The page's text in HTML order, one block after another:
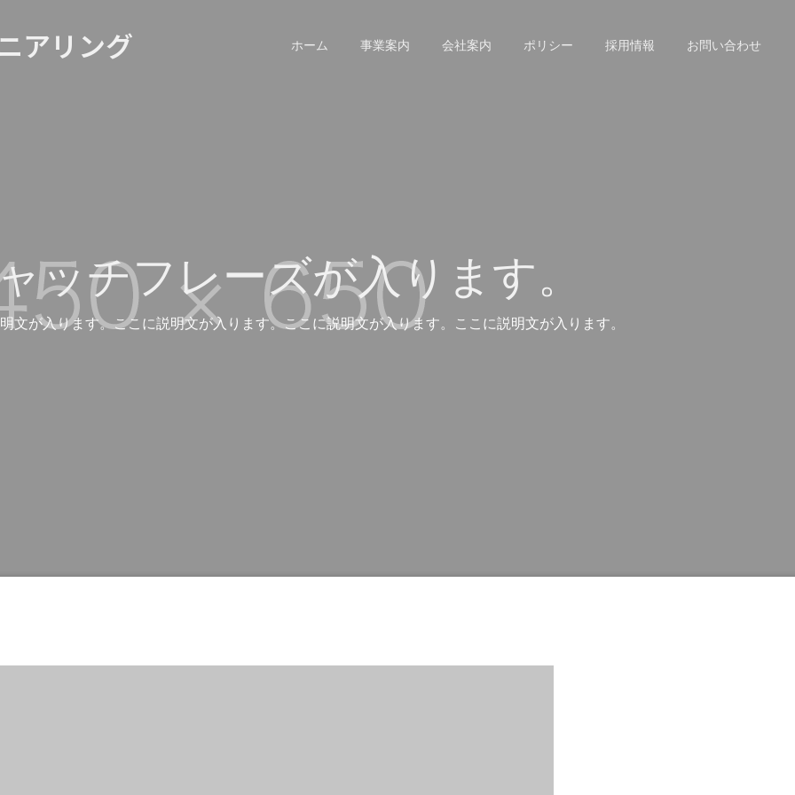
アリング ホーム 事業案内 会社案内 ポリシー 採用情報 お問い合わせ
ッチフレーズが入ります。
文が入ります。ここに説明文が入ります。ここに説明文が入ります。ここに説明文が入ります。